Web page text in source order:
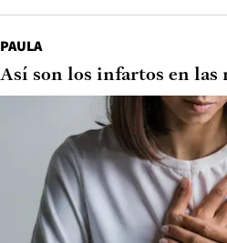
PAULA
Así son los infartos en las